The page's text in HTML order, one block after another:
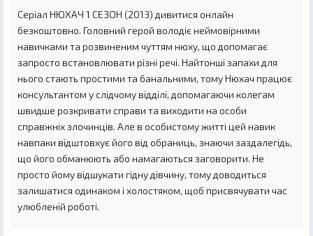
Серіал НЮХАЧ 1 СЕЗОН (2013) дивитися онлайн
безкоштовно. Головний герой володіє неймовірними
навичками та розвиненим чуттям нюху, що допомагає
запросто встановлювати різні речі. Найтонші запахи для
нього стають простими та банальними, тому Нюхач працює
консультантом у слідчому відділі, допомагаючи колегам
швидше розкривати справи та виходити на особи
справжніх злочинців. Але в особистому житті цей навик
навпаки відштовхує його від обраниць, знаючи заздалегідь,
що його обманюють або намагаються заговорити. Не
просто йому відшукати гідну дівчину, тому доводиться
залишатися одинаком і холостяком, щоб присвячувати час
улюбленій роботі.